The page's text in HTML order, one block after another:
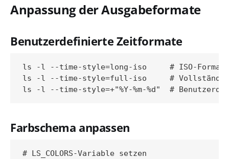
Anpassung der Ausgabeformate
Benutzerdefinierte Zeitformate
ls -l --time-style=long-iso     # ISO-Format:
ls -l --time-style=full-iso     # Vollständiges
Farbschema anpassen
# LS_COLORS-Variable setzen